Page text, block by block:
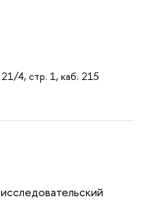
4, стр. 1, каб. 215